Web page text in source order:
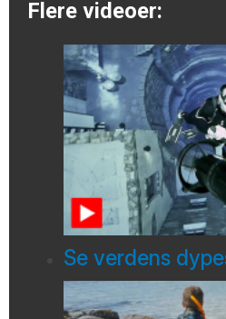
Flere videoer:
Se verdens